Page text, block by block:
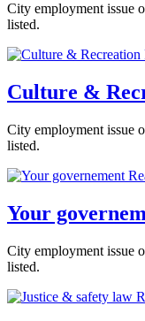
City employment issue
listed.
Culture &
City employment issue
listed.
Your
City employment issue
listed.